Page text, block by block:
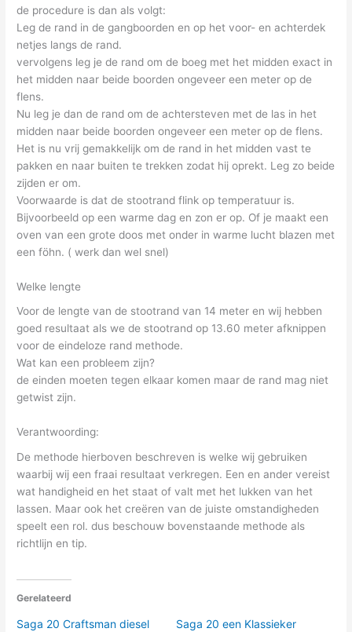
de procedure is dan als volgt:
Leg de rand in de gangboorden en op het voor- en achterdek
netjes langs de rand.
vervolgens leg je de rand om de boeg met het midden exact in
het midden naar beide boorden ongeveer een meter op de
flens.
Nu leg je dan de rand om de achtersteven met de las in het
midden naar beide boorden ongeveer een meter op de flens.
Het is nu vrij gemakkelijk om de rand in het midden vast te
pakken en naar buiten te trekken zodat hij oprekt. Leg zo beide
zijden er om.
Voorwaarde is dat de stootrand flink op temperatuur is.
Bijvoorbeeld op een warme dag en zon er op. Of je maakt een
oven van een grote doos met onder in warme lucht blazen met
een föhn. ( werk dan wel snel)
Welke lengte
Voor de lengte van de stootrand van 14 meter en wij hebben
goed resultaat als we de stootrand op 13.60 meter afknippen
voor de eindeloze rand methode.
Wat kan een probleem zijn?
de einden moeten tegen elkaar komen maar de rand mag niet
getwist zijn.
Verantwoording:
De methode hierboven beschreven is welke wij gebruiken
waarbij wij een fraai resultaat verkregen. Een en ander vereist
wat handigheid en het staat of valt met het lukken van het
lassen. Maar ook het creëren van de juiste omstandigheden
speelt een rol. dus beschouw bovenstaande methode als
richtlijn en tip.
Gerelateerd
Saga 20 Craftsman diesel
Saga 20 een Klassieker